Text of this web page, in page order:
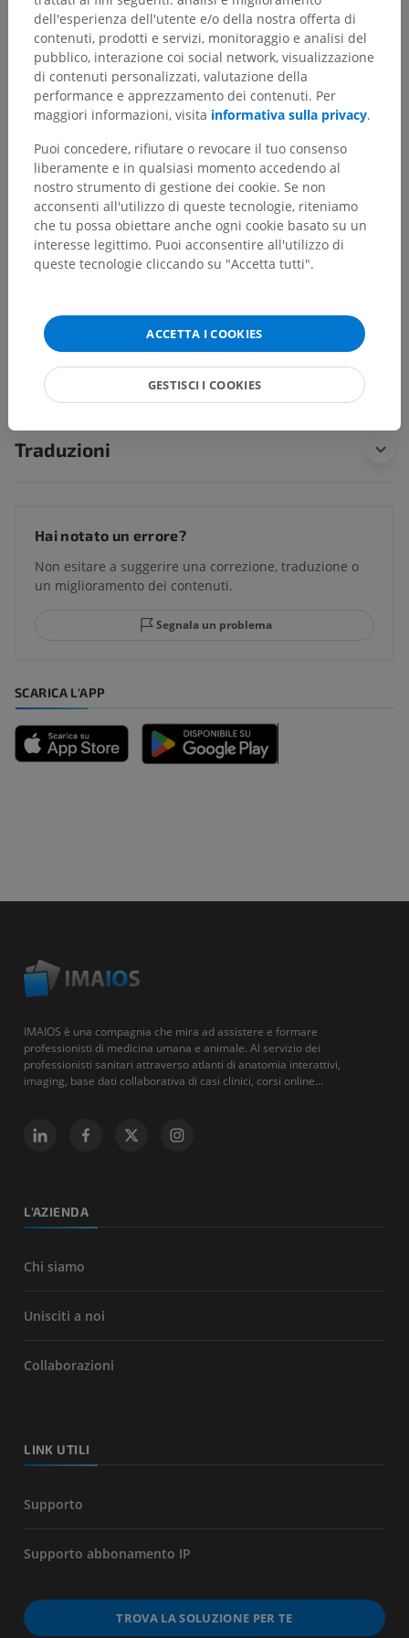
Corpo umano> Sistemi integrativi >
Sistema nervoso> Sistema nervoso centrale>
Midollo spinale>
Strutture centrali del midollo spinale
Strutture sottostanti:
Area spinale X
Commessura bianca anteriore
Commissura bianca posteriore
Canale centrale
Ventricolo terminale
Anatomia umana 1
Neuroanatomia umana
Traduzioni
Hai notato un errore?
Non esitare a suggerire una correzione, traduzione o
un miglioramento dei contenuti.
Segnala un problema
SCARICA L'APP
IMAIOS è una compagnia che mira ad assistere e formare
professionisti di medicina umana e animale. Al servizio dei
professionisti sanitari attraverso atlanti di anatomia interattivi,
imaging, base dati collaborativa di casi clinici, corsi online...
L'AZIENDA
Chi siamo
Unisciti a noi
Collaborazioni
LINK UTILI
Supporto
Supporto abbonamento IP
TROVA LA SOLUZIONE PER TE
dell'esperienza dell'utente e/o della nostra offerta di
contenuti, prodotti e servizi, monitoraggio e analisi del
pubblico, interazione coi social network, visualizzazione
di contenuti personalizzati, valutazione della
performance e apprezzamento dei contenuti. Per
maggiori informazioni, visita informativa sulla privacy.
Puoi concedere, rifiutare o revocare il tuo consenso
liberamente e in qualsiasi momento accedendo al
nostro strumento di gestione dei cookie. Se non
acconsenti all'utilizzo di queste tecnologie, riteniamo
che tu possa obiettare anche ogni cookie basato su un
interesse legittimo. Puoi acconsentire all'utilizzo di
queste tecnologie cliccando su "Accetta tutti".
ACCETTA I COOKIES
GESTISCI I COOKIES